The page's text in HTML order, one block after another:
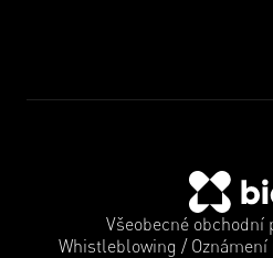
Všeobecné obchodní
Whistleblowing /